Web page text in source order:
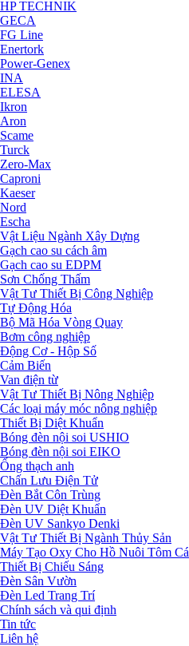
HP TECHNIK
GECA
FG Line
Enertork
Power-Genex
INA
ELESA
Ikron
Aron
Scame
Turck
Zero-Max
Caproni
Kaeser
Nord
Escha
Vật Liệu Ngành Xây Dựng
Gạch cao su cách âm
Gạch cao su EDPM
Sơn Chống Thấm
Vật Tư Thiết Bị Công Nghiệp
Tự Động Hóa
Bộ Mã Hóa Vòng Quay
Bơm công nghiệp
Động Cơ - Hộp Số
Cảm Biến
Van điện từ
Vật Tư Thiết Bị Nông Nghiệp
Các loại máy móc nông nghiệp
Thiết Bị Diệt Khuẩn
Bóng đèn nội soi USHIO
Bóng đèn nội soi EIKO
Ống thạch anh
Chấn Lưu Điện Tử
Đèn Bắt Côn Trùng
Đèn UV Diệt Khuẩn
Đèn UV Sankyo Denki
Vật Tư Thiết Bị Ngành Thủy Sản
Máy Tạo Oxy Cho Hồ Nuôi Tôm Cá
Thiết Bị Chiếu Sáng
Đèn Sân Vườn
Đèn Led Trang Trí
Chính sách và qui định
Tin tức
Liên hệ